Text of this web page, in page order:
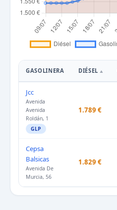
GASOLINERA DIÉSEL
Jcc
Avenida
Avenida
Roldán, 1
GLP
1.789 €
Cepsa
Balsicas
Avenida De
Murcia, 56
1.829 €